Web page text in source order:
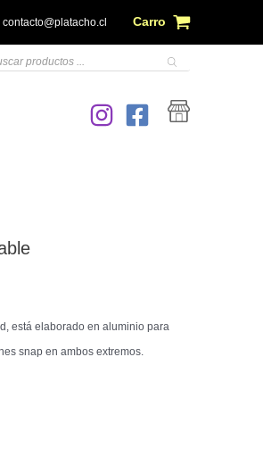
contacto@platacho.cl Carro
está elaborado en aluminio para
snap en ambos extremos.